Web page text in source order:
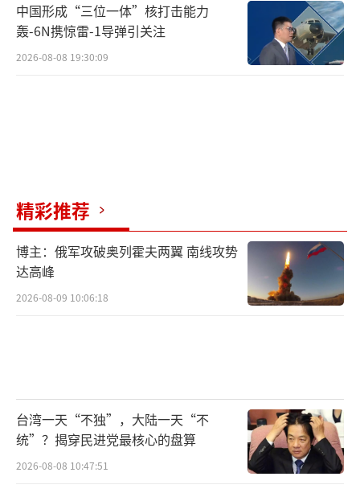
中国形成“三位一体”核打击能力
轰-6N携惊雷-1导弹引关注
2026-08-08 19:30:09
精彩推荐
博主：俄军攻破奥列霍夫两翼 南线攻势
达高峰
2026-08-09 10:06:18
台湾一天“不独”，大陆一天“不
统”？揭穿民进党最核心的盘算
2026-08-08 10:47:51